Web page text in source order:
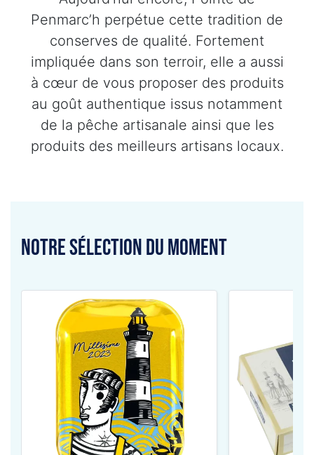
Penmarc’h perpétue cette tradition de
conserves de qualité. Fortement
impliquée dans son terroir, elle a aussi
à cœur de vous proposer des produits
au goût authentique issus notamment
de la pêche artisanale ainsi que les
produits des meilleurs artisans locaux.
Notre sélection du moment